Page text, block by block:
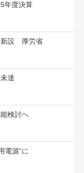
年度決算
新設 厚労省
達
検討へ
電源”に